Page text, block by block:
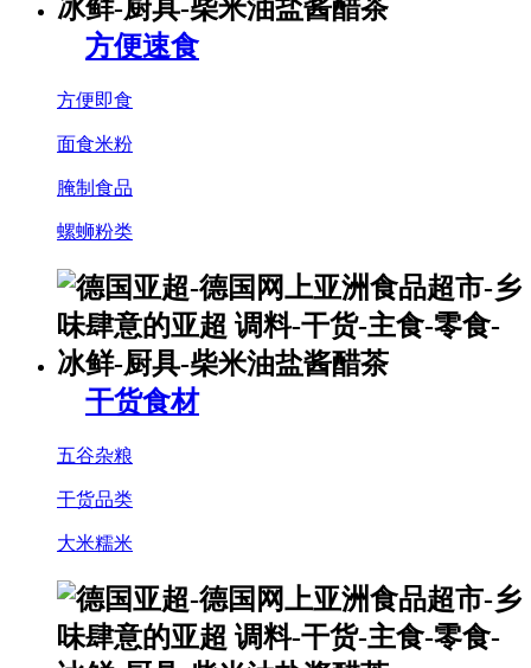
方便速食
方便即食
面食米粉
腌制食品
螺蛳粉类
干货食材
五谷杂粮
干货品类
大米糯米